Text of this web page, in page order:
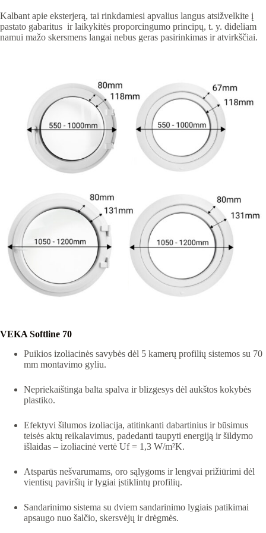
Kalbant apie eksterjerą, tai rinkdamiesi apvalius langus atsižvelkite į
pastato gabaritus ir laikykitės proporcingumo principų, t. y. dideliam
namui mažo skersmens langai nebus geras pasirinkimas ir atvirkščiai.
VEKA Softline 70
Puikios izoliacinės savybės dėl 5 kamerų profilių sistemos su 70
mm montavimo gyliu.
Nepriekaištinga balta spalva ir blizgesys dėl aukštos kokybės
plastiko.
Efektyvi šilumos izoliacija, atitinkanti dabartinius ir būsimus
teisės aktų reikalavimus, padedanti taupyti energiją ir šildymo
išlaidas – izoliacinė vertė Uf = 1,3 W/m²K.
Atsparūs nešvarumams, oro sąlygoms ir lengvai prižiūrimi dėl
vientisų paviršių ir lygiai įstiklintų profilių.
Sandarinimo sistema su dviem sandarinimo lygiais patikimai
apsaugo nuo šalčio, skersvėjų ir drėgmės.